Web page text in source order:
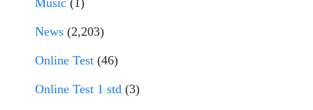
Music (1)
News (2,203)
Online Test (46)
Online Test 1 std (3)